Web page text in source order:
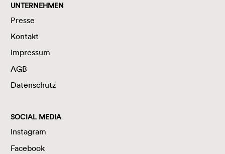
UNTERNEHMEN
Presse
Kontakt
Impressum
AGB
Datenschutz
SOCIAL MEDIA
Instagram
Facebook